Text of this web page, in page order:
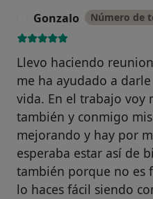
Gonzalo Número de
Llevo haciendo
me ha ayudado a
vida. En el trabajo voy
también y conmigo
mejorando y hay por
esperaba estar así de
también porque no es
lo haces fácil siendo